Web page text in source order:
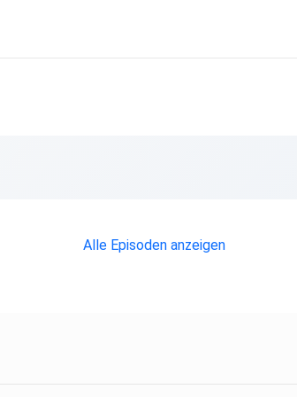
Alle Episoden anzeigen